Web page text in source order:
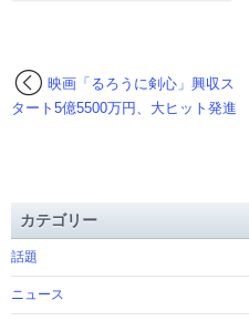
映画「るろうに剣心」興収ス
タート5億5500万円、大ヒット発進
カテゴリー
話題
ニュース